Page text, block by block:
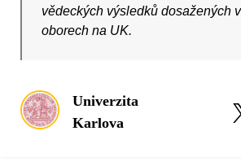
vědeckých výsledků dosažených
oborech na UK.
Univerzita
Karlova